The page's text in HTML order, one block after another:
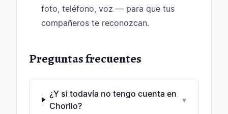
foto, teléfono, voz — para que tus
compañeros te reconozcan.
Preguntas frecuentes
¿Y si todavía no tengo cuenta en
Chorilo?
▾